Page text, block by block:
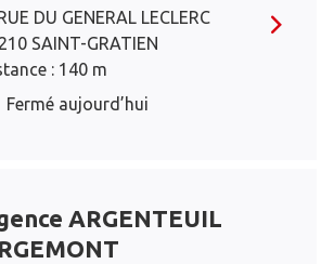
DU GENERAL LECLERC
SAINT-GRATIEN
: 140 m
Fermé aujourd’hui
ARGENTEUIL